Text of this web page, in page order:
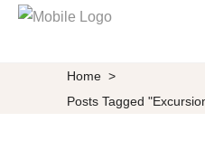
Home >
Posts Tagged